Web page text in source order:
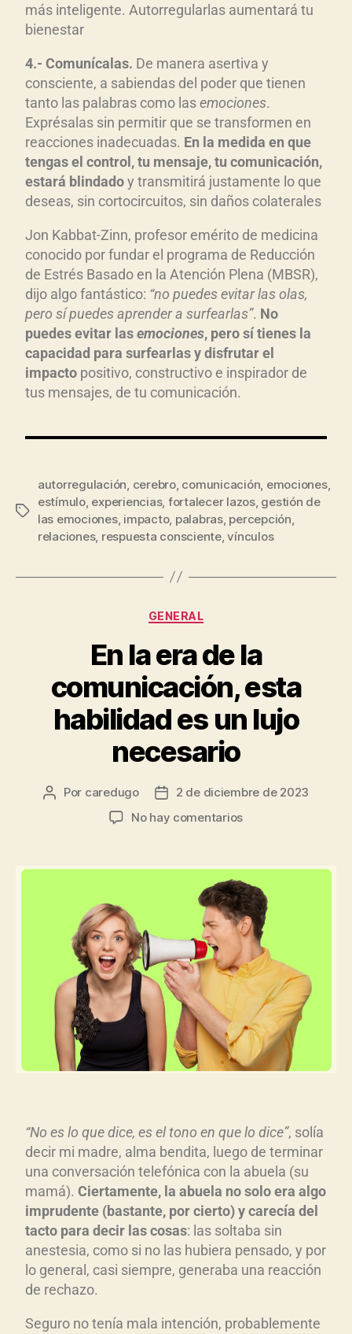
más inteligente. Autorregularlas aumentará tu
bienestar
4.- Comunícalas. De manera asertiva y
consciente, a sabiendas del poder que tienen
tanto las palabras como lasemociones.
Exprésalas sin permitir que se transformen en
reacciones inadecuadas. En la medida en que
tengas el control, tu mensaje, tu comunicación,
estará blindadoy transmitirá justamente lo que
deseas, sin cortocircuitos, sin daños colaterales
Jon Kabbat-Zinn, profesor emérito de medicina
conocido por fundar el programa de Reducción
de Estrés Basado en la Atención Plena (MBSR),
dijo algo fantástico: “no puedes evitar las olas,
pero sí puedes aprender a surfearlas”. No
puedes evitar lasemociones, pero sí tienes la
capacidad para surfearlas y disfrutar el
impacto positivo, constructivo e inspirador de
tus mensajes, de tu comunicación.
autorregulación, cerebro, comunicación, emociones,
estímulo, experiencias, fortalecer lazos, gestión de
las emociones, impacto, palabras, percepción,
relaciones, respuesta consciente,vínculos
GENERAL
En la era de la
comunicación, esta
habilidad es un lujo
necesario
Por caredugo
2 de diciembre de 2023
No hay comentarios
“No es lo que dice, es el tono en que lo dice”, solía
decir mi madre, alma bendita, luego de terminar
una conversación telefónica con la abuela (su
mamá). Ciertamente, la abuela no solo era algo
imprudente (bastante, por cierto) y carecía del
tacto para decir las cosas: las soltaba sin
anestesia, como si no las hubiera pensado, y por
lo general, casi siempre, generaba una reacción
de rechazo.
Seguro no tenía mala intención, probablemente